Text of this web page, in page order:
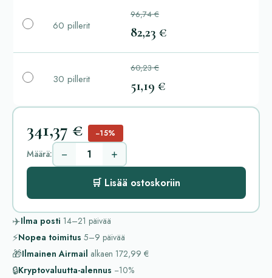
60 pillerit
96,74 €
82,23 €
30 pillerit
60,23 €
51,19 €
341,37 € −15%
Määrä: − +
🛒 Lisää ostoskoriin
✈️Ilma posti 14–21 päivää
⚡Nopea toimitus 5–9 päivää
🎁Ilmainen Airmail alkaen 172,99 €
🔒Kryptovaluutta-alennus −10%